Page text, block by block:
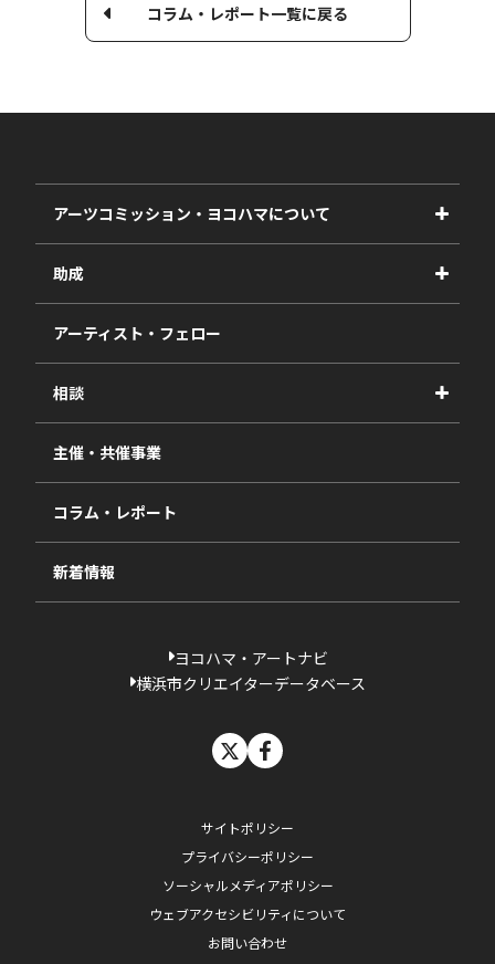
コラム・レポート一覧に戻る
アーツコミッション・ヨコハマについて
事業紹介
事業報告書
助成
2027年度
2026年度
2025年度
2024年度
2023年度
過去の採択一覧
アーティスト・フェロー
相談
視察・ヒアリング・研究
相談依頼フォーム
主催・共催事業
コラム・レポート
新着情報
ヨコハマ・アートナビ
横浜市クリエイターデータベース
サイトポリシー
プライバシーポリシー
ソーシャルメディアポリシー
ウェブアクセシビリティについて
お問い合わせ